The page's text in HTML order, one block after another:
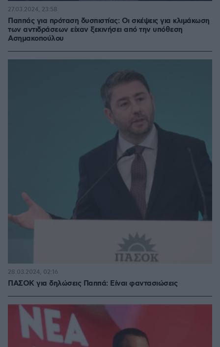
Παππάς για πρόταση δυσπιστίας: Οι σκέψεις για κλιμάκωση
των αντιδράσεων είχαν ξεκινήσει από την υπόθεση
Ασημακοπούλου
27.03.2024, 23:58
ΠΑΣΟΚ για δηλώσεις Παππά: Είναι φαντασιώσεις
28.03.2024, 02:16